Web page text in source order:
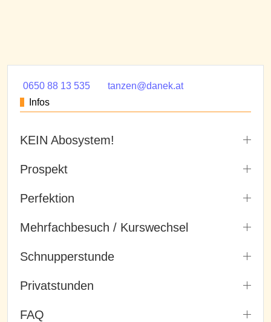
0650 88 13 535
tanzen@danek.at
Infos
KEIN Abosystem!
Prospekt
Perfektion
Mehrfachbesuch / Kurswechsel
Schnupperstunde
Privatstunden
FAQ